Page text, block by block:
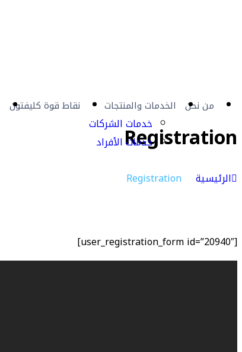
من نحن الخدمات والمنتجات
خدمات الشركات
خدمات الأفراد
نقاط قوة كليفتون
Registration
الرئيسية Registration
[user_registration_form id=”20940″]